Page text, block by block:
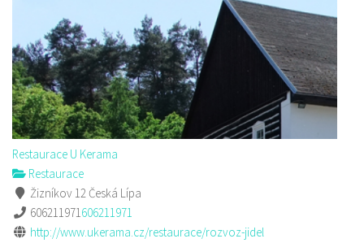
Restaurace U Kerama
Restaurace
Žizníkov 12 Česká Lípa
606211971606211971
http://www.ukerama.cz/restaurace/rozvoz-jidel